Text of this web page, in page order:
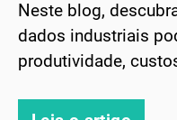
Neste blog,
dados industriais
produtividade,